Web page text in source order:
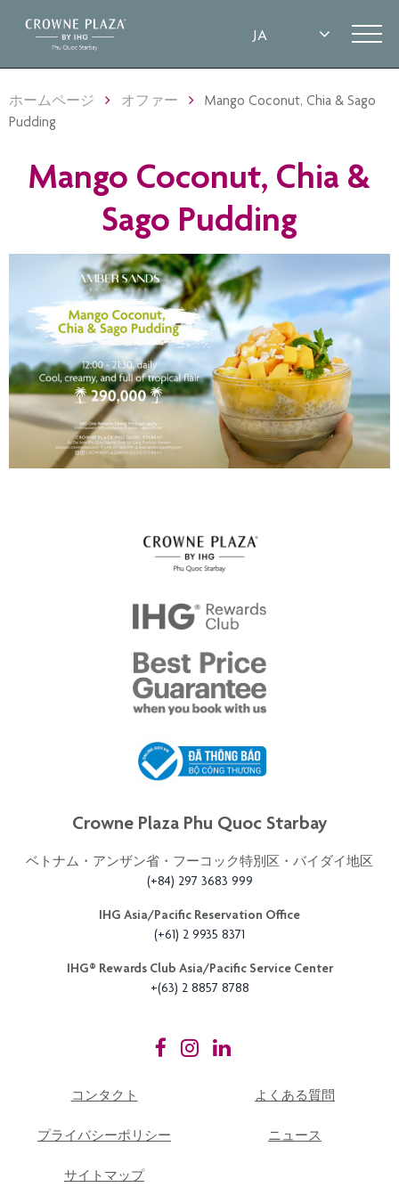
ホームページ オファー
Mango Coconut, Chia & Sago
Pudding
Mango Coconut, Chia &
Sago Pudding
Crowne Plaza Phu Quoc Starbay
ベトナム・アンザン省・フーコック特別区・バイダイ地区
(+84) 297 3683 999
IHG Asia/Pacific Reservation Office
(+61) 2 9935 8371
IHG®️ Rewards Club Asia/Pacific Service Center
+(63) 2 8857 8788
コンタクト よくある質問
プライバシーポリシー ニュース
サイトマップ